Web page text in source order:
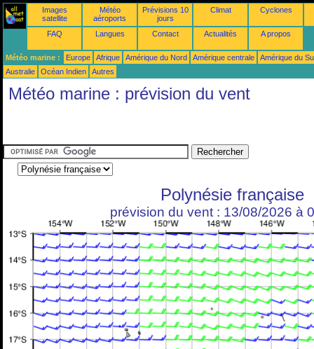
Images
satellite
Météo
aéroports
Prévisions 10
jours
Climat Cyclones
FAQ Langues Contact Actualités A propos
Météo marine : Europe Afrique Amérique du Nord Amérique centrale
Amérique du
Australie
Océan Indien Autres
Météo marine : prévision du vent
Polynésie française
prévision du vent : 13/08/2026 à